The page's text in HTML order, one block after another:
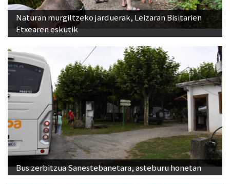
Naturan murgiltzeko jarduerak, Leizaran Bisitarien
Etxearen eskutik
Bus zerbitzua Sanestebanetara, asteburu honetan